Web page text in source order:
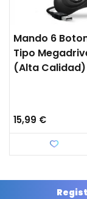
Mando 6
Tipo
(Alta Calidad)
15,99 €